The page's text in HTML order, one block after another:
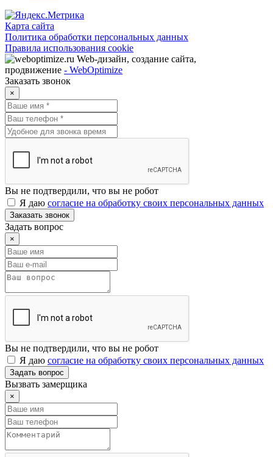
Карта сайта
Политика обработки персональных данных
Правила использования cookie
Web-дизайн, создание сайта,
продвижение - WebOptimize
Заказать звонок
×
Вы не подтвердили, что вы не робот
Я даю согласие на обработку своих персональных данных
Заказать звонок
Задать вопрос
×
Вы не подтвердили, что вы не робот
Я даю согласие на обработку своих персональных данных
Задать вопрос
Вызвать замерщика
×